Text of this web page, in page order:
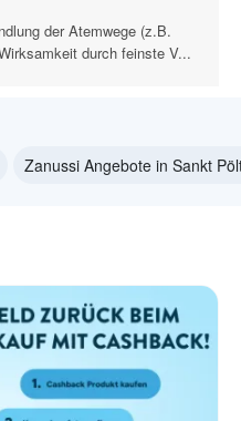
der Atemwege (z.B.
durch feinste V...
Zanussi Angebote in Sankt